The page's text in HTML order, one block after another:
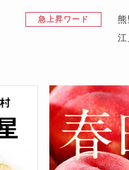
急上昇ワード